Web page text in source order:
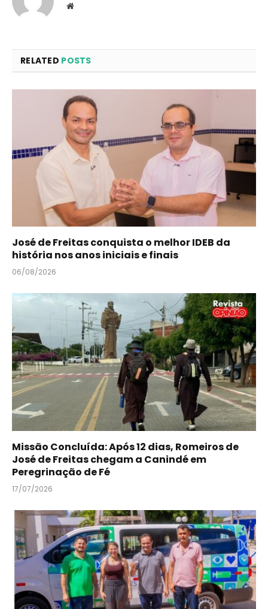
Website
RELATED POSTS
José de Freitas conquista o melhor IDEB da
história nos anos iniciais e finais
06/08/2026
Missão Concluída: Após 12 dias, Romeiros de
José de Freitas chegam a Canindé em
Peregrinação de Fé
17/07/2026